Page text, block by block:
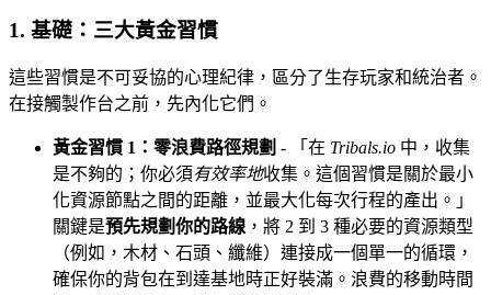
1. 基礎：三大黃金習慣
這些習慣是不可妥協的心理紀律，區分了生存玩家和統治者。
在接觸製作台之前，先內化它們。
黃金習慣 1：零浪費路徑規劃 - 「在 Tribals.io 中，收集
是不夠的；你必須有效率地收集。這個習慣是關於最小
化資源節點之間的距離，並最大化每次行程的產出。」
關鍵是預先規劃你的路線 ，將 2 到 3 種必要的資源類型
（例如，木材、石頭、纖維）連接成一個單一的循環，
確保你的背包在到達基地時正好裝滿。浪費的移動時間